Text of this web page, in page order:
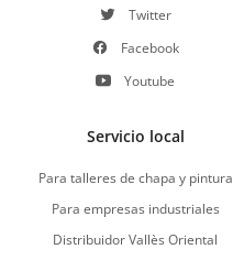
Twitter
Facebook
Youtube
Servicio local
Para talleres de chapa y pintura
Para empresas industriales
Distribuidor Vallès Oriental